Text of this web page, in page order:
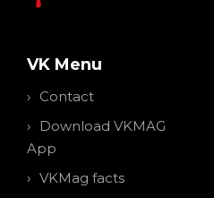
VK Menu
Contact
Download VKMAG
App
VKMag facts